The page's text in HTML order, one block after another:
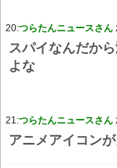
20:つらたんニュースさん
スパイなんだか
よな
21:つらたんニュースさん
アニメアイコン